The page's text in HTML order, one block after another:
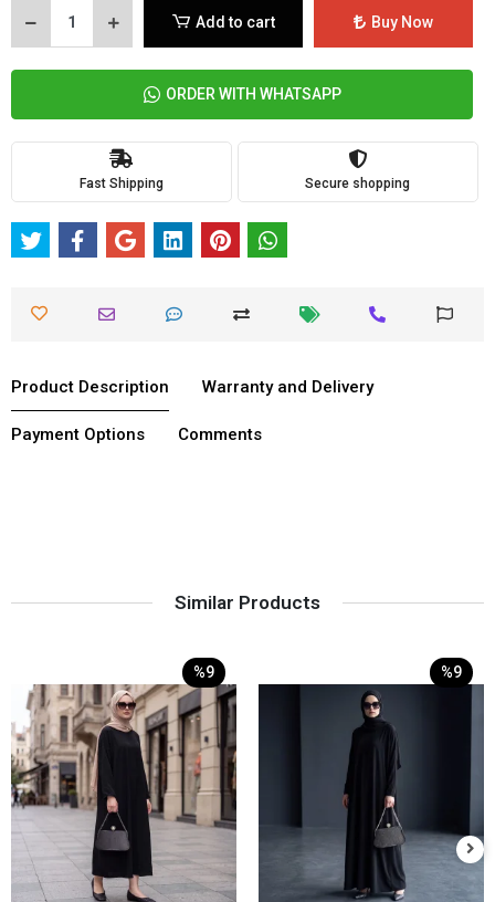
Add to cart Buy Now
ORDER WITH WHATSAPP
Fast Shipping Secure shopping
Product Description Warranty and Delivery
Payment Options Comments
Similar Products
%9 %9